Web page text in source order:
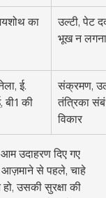
का
उल्टी, पेट दर्द,
भूख न लगना
ई.
बी1 की
संक्रमण,
तंत्रिका
विकार
उदाहरण दिए गए
आज़माने से पहले, चाहे
हो, उसकी सुरक्षा की